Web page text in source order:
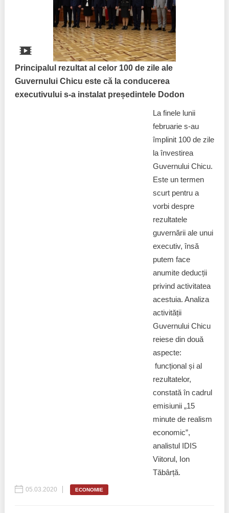
Inițiative în derulare
Inițiative desfășurate
Manual de proceduri
Politici regionale
Bunele practici
Laborator sociometric
Transparența guvernării locale
Cele mai bune și cele mai proaste politici locale din
Democrația, independența și transparența instituțiilor
Principalul rezultat al celor 100 de zile ale
Guvernului Chicu este că la conducerea
executivului s-a instalat președintele Dodon
La finele lunii
februarie s-au
împlinit 100 de zile
la învestirea
Guvernului Chicu.
Este un termen
scurt pentru a
vorbi despre
rezultatele
guvernării ale unui
executiv, însă
putem face
anumite deducții
privind activitatea
acestuia. Analiza
activității
Guvernului Chicu
reiese din două
aspecte:
funcțional și al
rezultatelor,
constată în cadrul
emisiunii „15
minute de realism
economic”,
analistul IDIS
Viitorul, Ion
Tăbârță.
05.03.2020 ECONOMIE